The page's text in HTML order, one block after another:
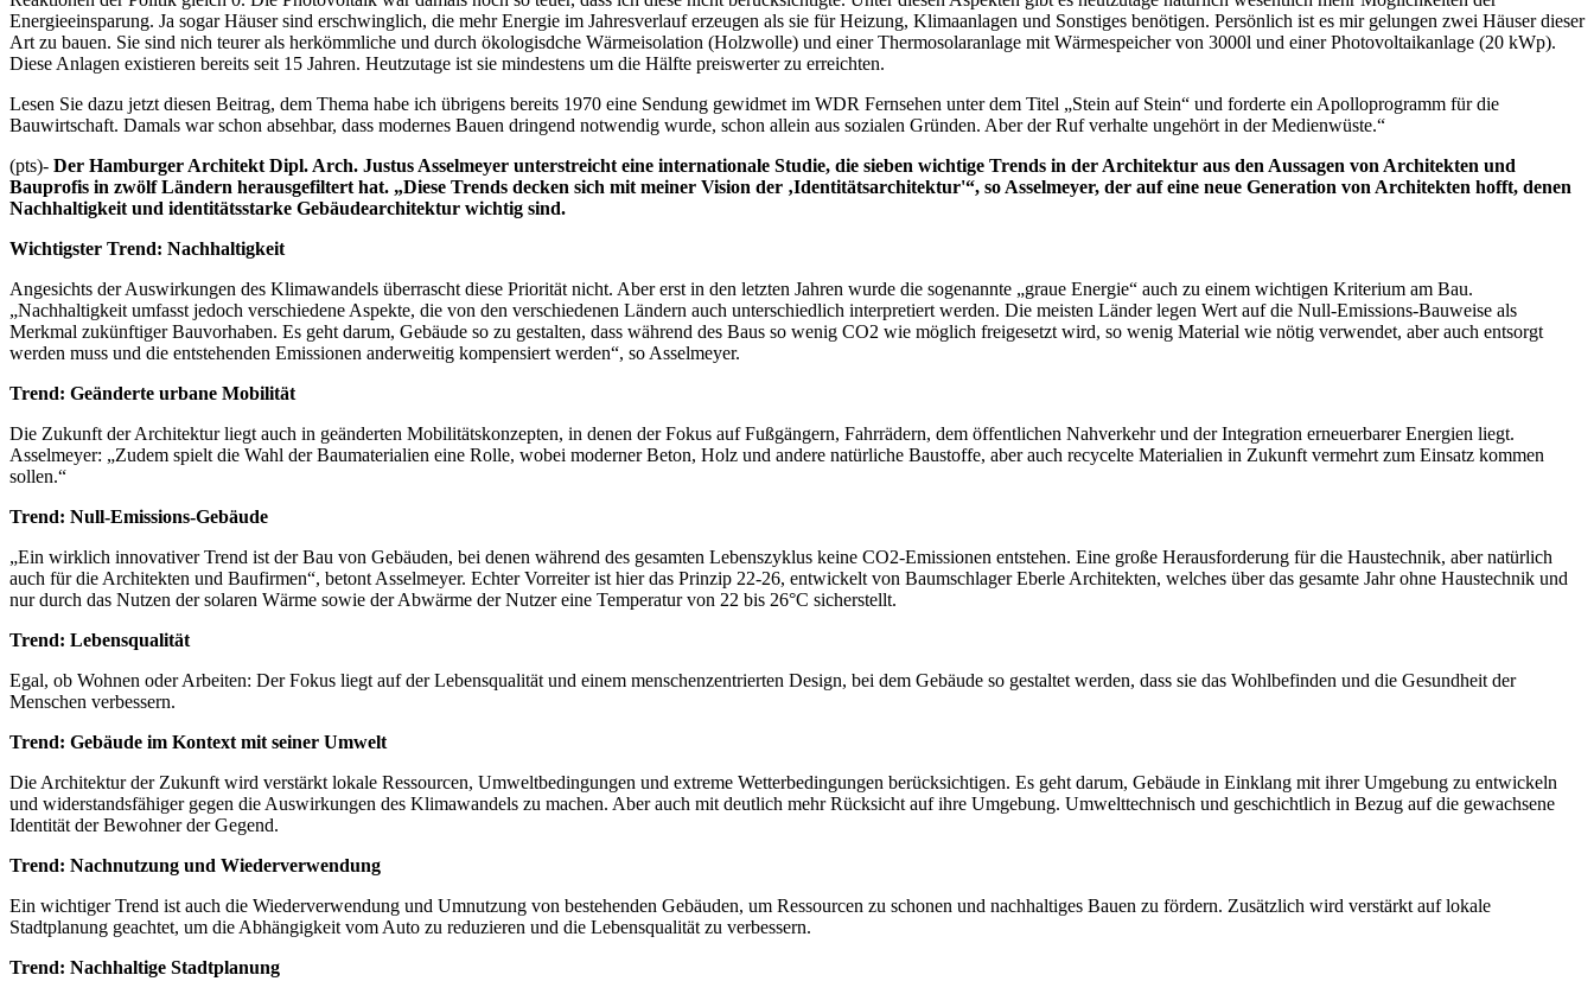
Energieeinsparung. Ja sogar Häuser sind erschwinglich, die mehr Energie im Jahresverlauf erzeugen als sie für Heizung, Klimaanlagen und Sonstiges benötigen. Persönlich ist es mir gelungen zwei Häuser dieser
Art zu bauen. Sie sind nich teurer als herkömmliche und durch ökologisdche Wärmeisolation (Holzwolle) und einer Thermosolaranlage mit Wärmespeicher von 3000l und einer Photovoltaikanlage (20 kWp).
Diese Anlagen existieren bereits seit 15 Jahren. Heutzutage ist sie mindestens um die Hälfte preiswerter zu erreichten.
Lesen Sie dazu jetzt diesen Beitrag, dem Thema habe ich übrigens bereits 1970 eine Sendung gewidmet im WDR Fernsehen unter dem Titel „Stein auf Stein“ und forderte ein Apolloprogramm für die
Bauwirtschaft. Damals war schon absehbar, dass modernes Bauen dringend notwendig wurde, schon allein aus sozialen Gründen. Aber der Ruf verhalte ungehört in der Medienwüste.“
(pts)- Der Hamburger Architekt Dipl. Arch. Justus Asselmeyer unterstreicht eine internationale Studie, die sieben wichtige Trends in der Architektur aus den Aussagen von Architekten und
Bauprofis in zwölf Ländern herausgefiltert hat. „Diese Trends decken sich mit meiner Vision der ‚Identitätsarchitektur'“, so Asselmeyer, der auf eine neue Generation von Architekten hofft, denen
Nachhaltigkeit und identitätsstarke Gebäudearchitektur wichtig sind.
Wichtigster Trend: Nachhaltigkeit
Angesichts der Auswirkungen des Klimawandels überrascht diese Priorität nicht. Aber erst in den letzten Jahren wurde die sogenannte „graue Energie“ auch zu einem wichtigen Kriterium am Bau.
„Nachhaltigkeit umfasst jedoch verschiedene Aspekte, die von den verschiedenen Ländern auch unterschiedlich interpretiert werden. Die meisten Länder legen Wert auf die Null-Emissions-Bauweise als
Merkmal zukünftiger Bauvorhaben. Es geht darum, Gebäude so zu gestalten, dass während des Baus so wenig CO2 wie möglich freigesetzt wird, so wenig Material wie nötig verwendet, aber auch entsorgt
werden muss und die entstehenden Emissionen anderweitig kompensiert werden“, so Asselmeyer.
Trend: Geänderte urbane Mobilität
Die Zukunft der Architektur liegt auch in geänderten Mobilitätskonzepten, in denen der Fokus auf Fußgängern, Fahrrädern, dem öffentlichen Nahverkehr und der Integration erneuerbarer Energien liegt.
Asselmeyer: „Zudem spielt die Wahl der Baumaterialien eine Rolle, wobei moderner Beton, Holz und andere natürliche Baustoffe, aber auch recycelte Materialien in Zukunft vermehrt zum Einsatz kommen
sollen.“
Trend: Null-Emissions-Gebäude
„Ein wirklich innovativer Trend ist der Bau von Gebäuden, bei denen während des gesamten Lebenszyklus keine CO2-Emissionen entstehen. Eine große Herausforderung für die Haustechnik, aber natürlich
auch für die Architekten und Baufirmen“, betont Asselmeyer. Echter Vorreiter ist hier das Prinzip 22-26, entwickelt von Baumschlager Eberle Architekten, welches über das gesamte Jahr ohne Haustechnik und
nur durch das Nutzen der solaren Wärme sowie der Abwärme der Nutzer eine Temperatur von 22 bis 26°C sicherstellt.
Trend: Lebensqualität
Egal, ob Wohnen oder Arbeiten: Der Fokus liegt auf der Lebensqualität und einem menschenzentrierten Design, bei dem Gebäude so gestaltet werden, dass sie das Wohlbefinden und die Gesundheit der
Menschen verbessern.
Trend: Gebäude im Kontext mit seiner Umwelt
Die Architektur der Zukunft wird verstärkt lokale Ressourcen, Umweltbedingungen und extreme Wetterbedingungen berücksichtigen. Es geht darum, Gebäude in Einklang mit ihrer Umgebung zu entwickeln
und widerstandsfähiger gegen die Auswirkungen des Klimawandels zu machen. Aber auch mit deutlich mehr Rücksicht auf ihre Umgebung. Umwelttechnisch und geschichtlich in Bezug auf die gewachsene
Identität der Bewohner der Gegend.
Trend: Nachnutzung und Wiederverwendung
Ein wichtiger Trend ist auch die Wiederverwendung und Umnutzung von bestehenden Gebäuden, um Ressourcen zu schonen und nachhaltiges Bauen zu fördern. Zusätzlich wird verstärkt auf lokale
Stadtplanung geachtet, um die Abhängigkeit vom Auto zu reduzieren und die Lebensqualität zu verbessern.
Trend: Nachhaltige Stadtplanung